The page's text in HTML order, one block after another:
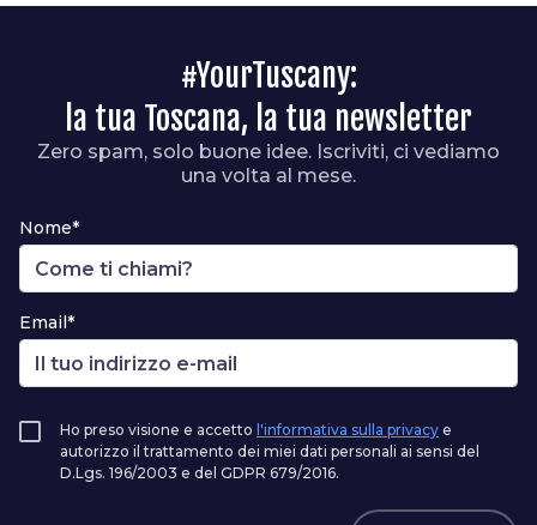
#YourTuscany:
la tua Toscana, la tua newsletter
Zero spam, solo buone idee. Iscriviti, ci vediamo
una volta al mese.
Nome*
Email*
Ho preso visione e accetto l'informativa sulla privacy e
autorizzo il trattamento dei miei dati personali ai sensi del
D.Lgs. 196/2003 e del GDPR 679/2016.